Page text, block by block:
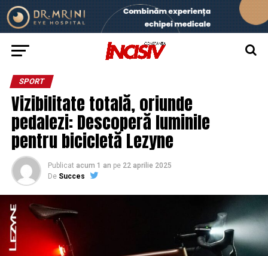
SPORT
Vizibilitate totală, oriunde
pedalezi: Descoperă luminile
pentru bicicletă Lezyne
Publicat acum 1 an pe 22 aprilie 2025
De Succes